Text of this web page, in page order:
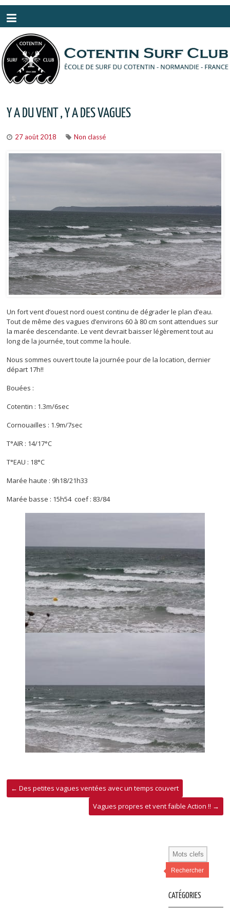
Y A DU VENT , Y A DES VAGUES
27 août 2018 Non classé
Un fort vent d’ouest nord ouest continu de dégrader le plan d’eau.
Tout de même des vagues d’environs 60 à 80 cm sont attendues sur
la marée descendante. Le vent devrait baisser légèrement tout au
long de la journée, tout comme la houle.
Nous sommes ouvert toute la journée pour de la location, dernier
départ 17h!!
Bouées :
Cotentin : 1.3m/6sec
Cornouailles : 1.9m/7sec
T°AIR : 14/17°C
T°EAU : 18°C
Marée haute : 9h18/21h33
Marée basse : 15h54 coef : 83/84
← Des petites vagues ventées avec un temps couvert
Vagues propres et vent faible Action !! →
Rechercher
CATÉGORIES
Panneau de gestion des cookies